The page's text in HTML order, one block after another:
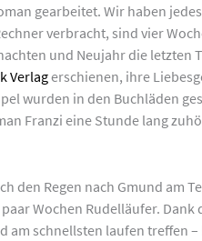
gearbeitet. Wir haben
verbracht, sind vier
und Neujahr die letzten
Verlagerschienen, ihre
wurden in den Buchläden
Franzi eine Stunde lang
den Regen nach Gmund am
Wochen Rudelläufer. Dank
am schnellsten laufen treffen